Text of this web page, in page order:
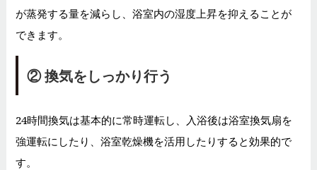
が蒸発する量を減らし、浴室内の湿度上昇を抑えることが
できます。
②換気をしっかり行う
24時間換気は基本的に常時運転し、入浴後は浴室換気扇を
強運転にしたり、浴室乾燥機を活用したりすると効果的で
す。